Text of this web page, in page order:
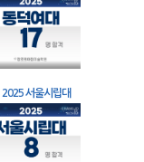
2025 서울시립대